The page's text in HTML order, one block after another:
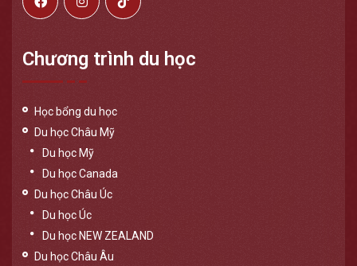
Chương trình du học
Học bổng du học
Du học Châu Mỹ
Du học Mỹ
Du học Canada
Du học Châu Úc
Du học Úc
Du học NEW ZEALAND
Du học Châu Âu